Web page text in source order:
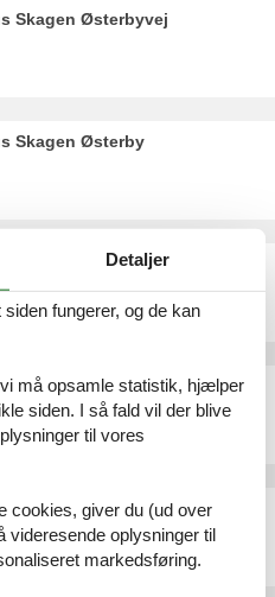
Skagen Østerbyvej
Skagen Østerby
privat Østerbyvej
privat Østerby
Detaljer
fungerer, og de kan
må opsamle statistik, hjælper
siden. I så fald vil der blive
til vores
cookies, giver du (ud over
videresende oplysninger til
markedsføring.